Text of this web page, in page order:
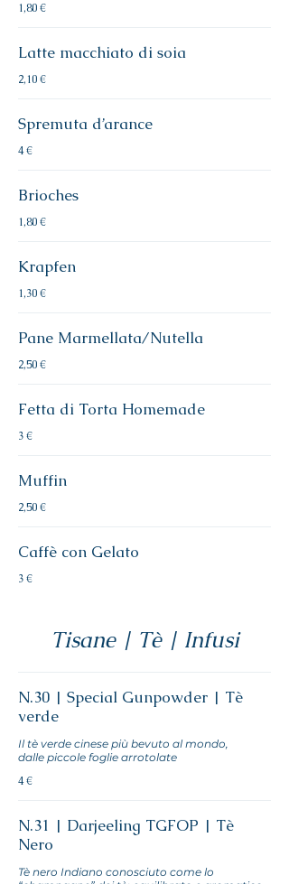
1,80 €
Latte macchiato di soia
2,10 €
Spremuta d’arance
4 €
Brioches
1,80 €
Krapfen
1,30 €
Pane Marmellata/Nutella
2,50 €
Fetta di Torta Homemade
3 €
Muffin
2,50 €
Caffè con Gelato
3 €
Tisane | Tè | Infusi
N.30 | Special Gunpowder | Tè
verde
Il tè verde cinese più bevuto al mondo,
dalle piccole foglie arrotolate
4 €
N.31 | Darjeeling TGFOP | Tè
Nero
Tè nero Indiano conosciuto come lo